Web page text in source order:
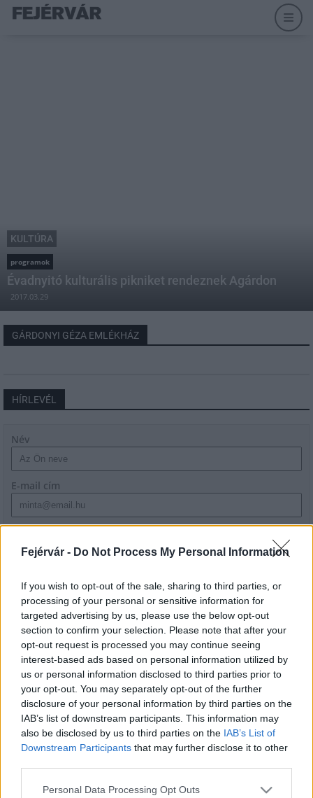
Fejérvár - Do Not Process My Personal Information
If you wish to opt-out of the sale, sharing to third parties, or
processing of your personal or sensitive information for
targeted advertising by us, please use the below opt-out
section to confirm your selection. Please note that after your
opt-out request is processed you may continue seeing
interest-based ads based on personal information utilized by
us or personal information disclosed to third parties prior to
your opt-out. You may separately opt-out of the further
disclosure of your personal information by third parties on the
IAB’s list of downstream participants. This information may
also be disclosed by us to third parties on the IAB’s List of
Downstream Participants that may further disclose it to other
Please note that this website/app uses one or more Google
Personal Data Processing Opt Outs
KULTÚRA
programok
Évadnyitó kulturális pikniket rendeznek Agárdon
2017.03.29
GÁRDONYI GÉZA EMLÉKHÁZ
HÍRLEVÉL
Név
E-mail cím
szabályzatot!
LEGFRISSEBB
Paks II.: Mit jelent az 5. blokk új
mérföldköve a felülvizsgálat
árnyékában?
Helyi hírek
Amire többmillióan vártunk: szombattól